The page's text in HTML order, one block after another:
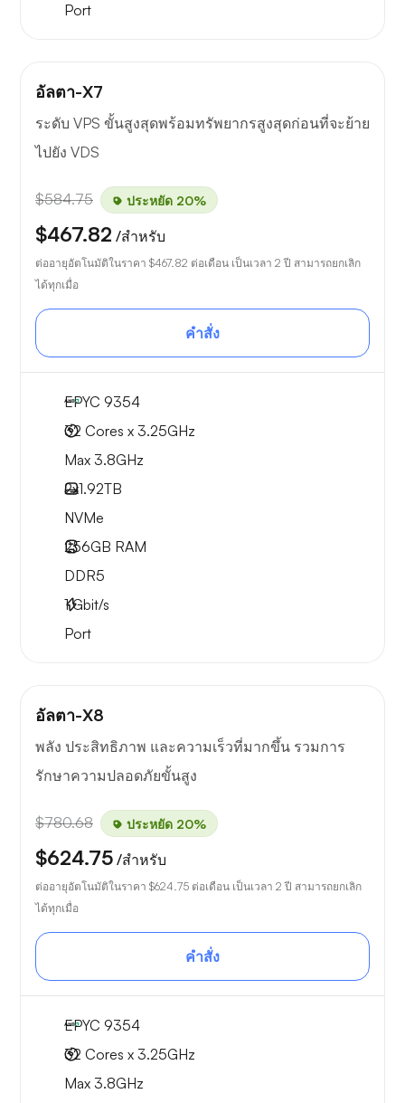
Port
อัลตา-X7
ระดับ VPS ขั้นสูงสุดพร้อมทรัพยากรสูงสุดก่อนที่จะย้าย
ไปยัง VDS
$584.75 ประหยัด 20%
$467.82 /สำหรับ
ต่ออายุอัตโนมัติในราคา $467.82 ต่อเดือน เป็นเวลา 2 ปี สามารถยกเลิก
ได้ทุกเมื่อ
คำสั่ง
EPYC 9354
32 Cores x 3.25GHz
Max 3.8GHz
2x1.92TB
NVMe
256GB RAM
DDR5
1Gbit/s
Port
อัลตา-X8
พลัง ประสิทธิภาพ และความเร็วที่มากขึ้น รวมการ
รักษาความปลอดภัยขั้นสูง
$780.68 ประหยัด 20%
$624.75 /สำหรับ
ต่ออายุอัตโนมัติในราคา $624.75 ต่อเดือน เป็นเวลา 2 ปี สามารถยกเลิก
ได้ทุกเมื่อ
คำสั่ง
EPYC 9354
32 Cores x 3.25GHz
Max 3.8GHz